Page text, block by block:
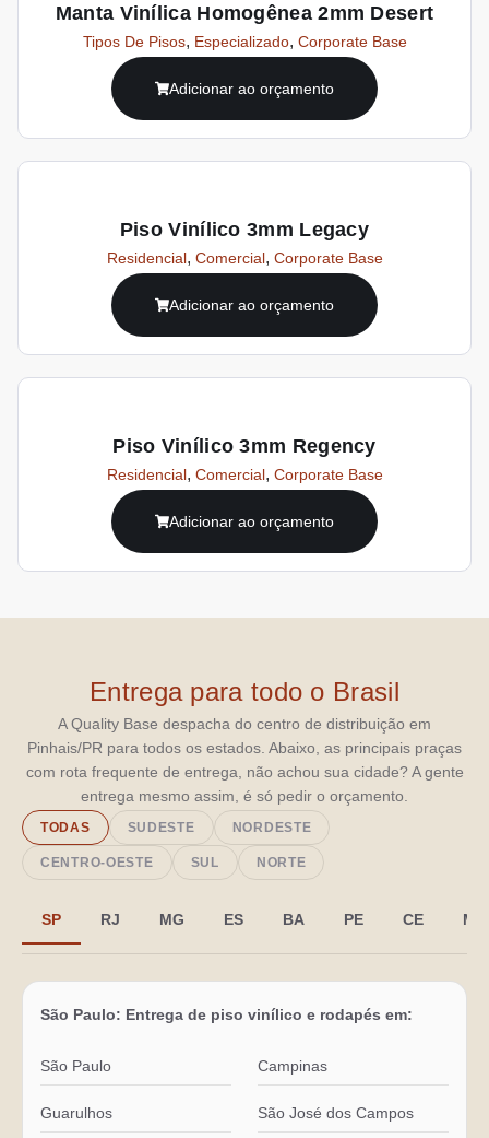
Manta Vinílica Homogênea 2mm Desert
Tipos De Pisos, Especializado, Corporate Base
Adicionar ao orçamento
Piso Vinílico 3mm Legacy
Residencial, Comercial, Corporate Base
Adicionar ao orçamento
Piso Vinílico 3mm Regency
Residencial, Comercial, Corporate Base
Adicionar ao orçamento
Entrega para todo o Brasil
A Quality Base despacha do centro de distribuição em
Pinhais/PR para todos os estados. Abaixo, as principais praças
com rota frequente de entrega, não achou sua cidade? A gente
entrega mesmo assim, é só pedir o orçamento.
TODAS SUDESTE NORDESTE
CENTRO-OESTE SUL NORTE
SP RJ MG ES BA PE CE MA
São Paulo: Entrega de piso vinílico e rodapés em:
São Paulo Campinas
Guarulhos São José dos Campos